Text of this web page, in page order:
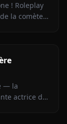
! Roleplay
la comète.
— la
actrice de